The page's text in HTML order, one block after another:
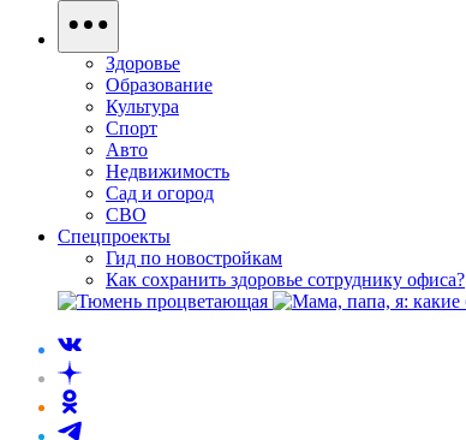
Здоровье
Образование
Культура
Спорт
Авто
Недвижимость
Сад и огород
СВО
Спецпроекты
Гид по новостройкам
Как сохранить здоровье сотруднику офиса?